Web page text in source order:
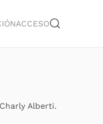
ACCESO
Alberti.